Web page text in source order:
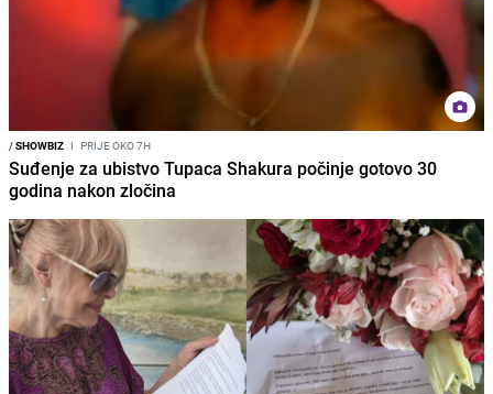
/SHOWBIZ I PRIJE OKO 7H
Suđenje za ubistvo Tupaca Shakura počinje gotovo 30
godina nakon zločina